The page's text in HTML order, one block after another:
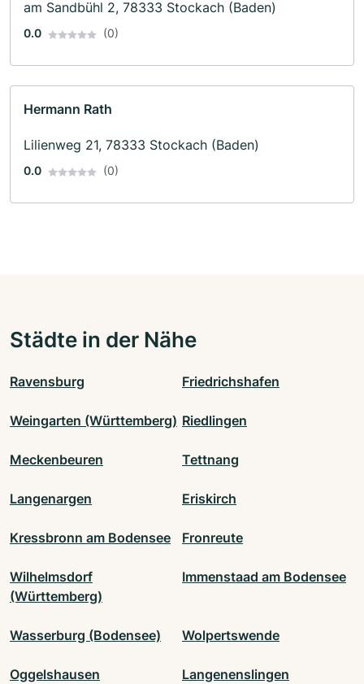
am Sandbühl 2, 78333 Stockach (Baden)
0.0 (0)
Hermann Rath
Lilienweg 21, 78333 Stockach (Baden)
0.0 (0)
Städte in der Nähe
Ravensburg Friedrichshafen
Weingarten (Württemberg) Riedlingen
Meckenbeuren Tettnang
Langenargen Eriskirch
Kressbronn am Bodensee Fronreute
Wilhelmsdorf
(Württemberg)
Immenstaad am Bodensee
Wasserburg (Bodensee) Wolpertswende
Oggelshausen Langenenslingen